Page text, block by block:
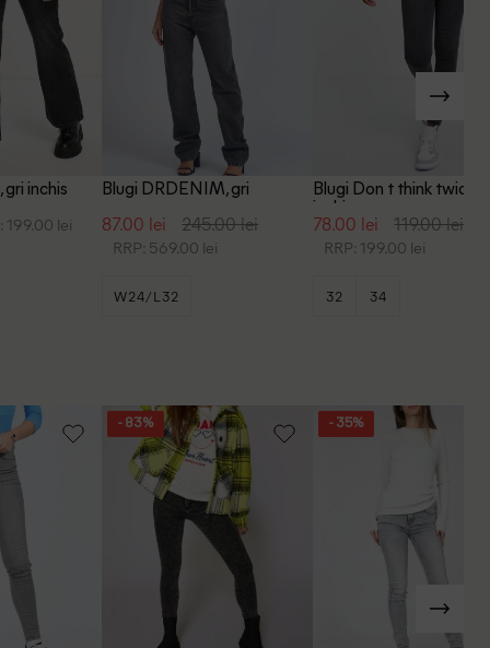
gri inchis
199.00 lei
Blugi DRDENIM, gri
87.00 lei 245.00 lei
RRP: 569.00 lei
W24/L32
Blugi Don t think twice,
inchis
78.00 lei 119.00 lei
RRP: 199.00 lei
32 34
- 83% - 35%